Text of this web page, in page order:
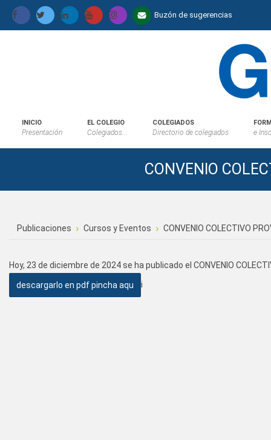
Buzón de sugerencias
INICIO
Presentación
EL COLEGIO
Colegiados...
COLEGIADOS
Directorio de colegiados e
Publicaciones Cursos y Eventos CONVENIO COLECTIVO
CONVENIO
Hoy, 23 de diciembre de 2024 se ha publicado el CONVENIO
descargarlo en pdf pincha aqu i